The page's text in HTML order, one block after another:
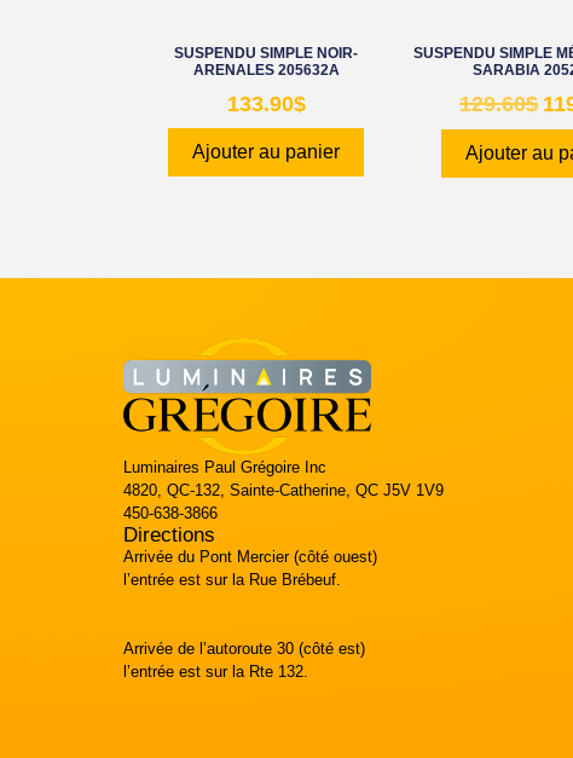
SUSPENDU SIMPLE NOIR-
ARENALES 205632A
133.90$
Ajouter au panier
SUSPENDU SIMPLE
SARABIA
129.60$
Ajouter au
Luminaires Paul Grégoire Inc
4820, QC-132, Sainte-Catherine, QC J5V 1V9
450-638-3866
Directions
Arrivée du Pont Mercier (côté ouest)
l’entrée est sur la Rue Brébeuf.
Arrivée de l’autoroute 30 (côté est)
l’entrée est sur la Rte 132.